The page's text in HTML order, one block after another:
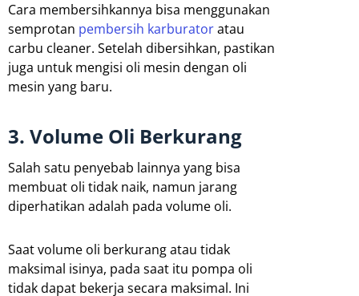
Cara membersihkannya bisa menggunakan
semprotan pembersih karburatoratau
carbu cleaner. Setelah dibersihkan, pastikan
juga untuk mengisi oli mesin dengan oli
mesin yang baru.
3. Volume Oli Berkurang
Salah satu penyebab lainnya yang bisa
membuat oli tidak naik, namun jarang
diperhatikan adalah pada volume oli.
Saat volume oli berkurang atau tidak
maksimal isinya, pada saat itu pompa oli
tidak dapat bekerja secara maksimal. Ini